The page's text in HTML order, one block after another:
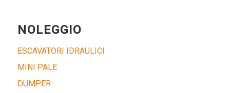
NOLEGGIO
ESCAVATORI IDRAULICI
MINI PALE
DUMPER